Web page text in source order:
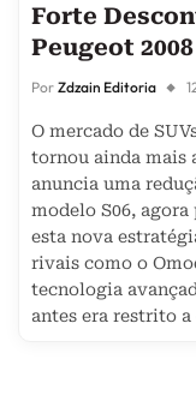
Forte
Peugeot 2008
Por Zdzain Editoria
O mercado de
tornou ainda mais
anuncia uma
modelo S06, agora
esta nova
rivais como o
tecnologia
antes era restrito